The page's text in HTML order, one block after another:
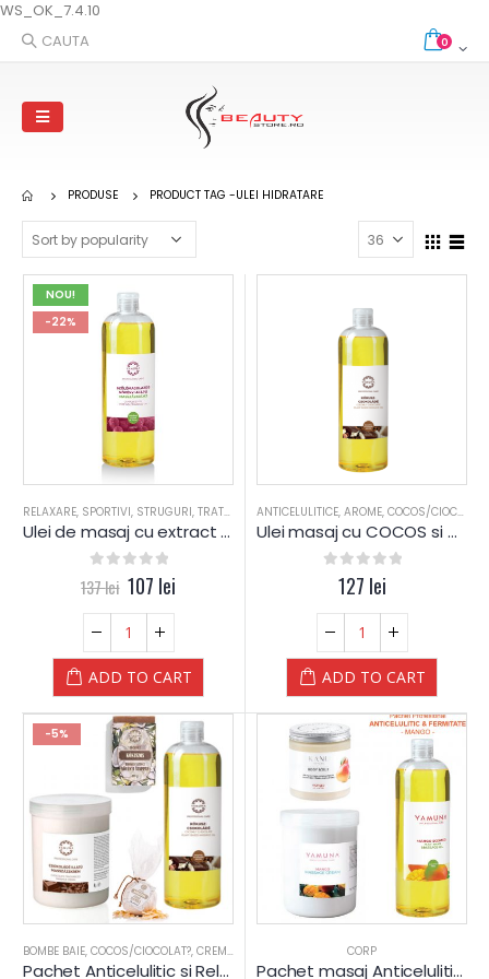
WS_OK_7.4.10
CAUTA
0
PRODUSE PRODUCT TAG -ULEI HIDRATARE
NOU!
-22%
RELAXARE, SPORTIVI, STRUGURI, TRATAMENT CORPORAL ,ULEI DE PLANTE
Ulei de masaj cu extract de SAMBURI de STRUGURI – Yamuna – din PLANTE
out of 5
137lei 107 lei
ADD TO CART
ANTICELULITICE, AROME, COCOS/CIOCOLAT?
Ulei masaj cu COCOS si CIOCOLATA – Yamuna
out of 5
127 lei
ADD TO CART
-5%
BOMBE BAIE, COCOS/CIOCOLAT?, CREME CORPORALE RELAXARE,START-UP
Pachet Anticelulitic si Relaxare COCOS si CIOCOLATA (Bounty) – Yamuna
CORP
Pachet masaj Anticelulitic & Fermitate cu MANGO